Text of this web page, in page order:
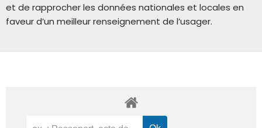
et de rapprocher les données nationales et locales en
faveur d’un meilleur renseignement de l’usager.